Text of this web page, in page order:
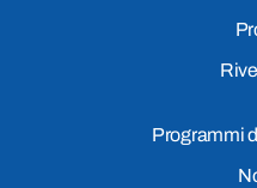
Programmi